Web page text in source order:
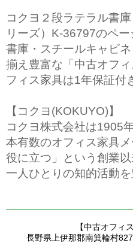
コクヨ２段ラテラル書
リーズ）K-36797のペ
書庫・スチールキャビ
揃え豊富な「中古オフ
フィス家具は1年保証付
【コクヨ(KOKUYO)】
コクヨ株式会社は1905
本有数のオフィス家具
役に立つ」という創業
一人ひとりの知的活動
【中古オフ
長野県上伊那郡南箕輪村